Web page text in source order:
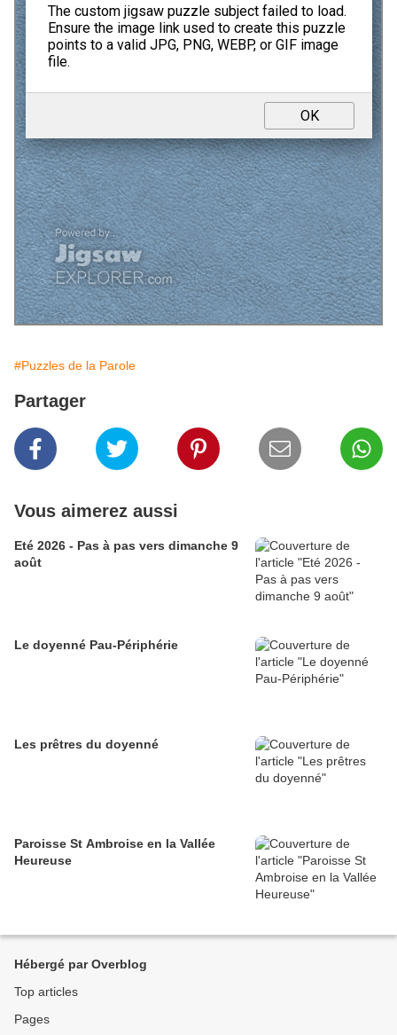
#Puzzles de la Parole
Partager
Vous aimerez aussi
Eté 2026 - Pas à pas vers dimanche 9
août
Le doyenné Pau-Périphérie
Les prêtres du doyenné
Paroisse St Ambroise en la Vallée
Heureuse
Hébergé par Overblog
Top articles
Pages